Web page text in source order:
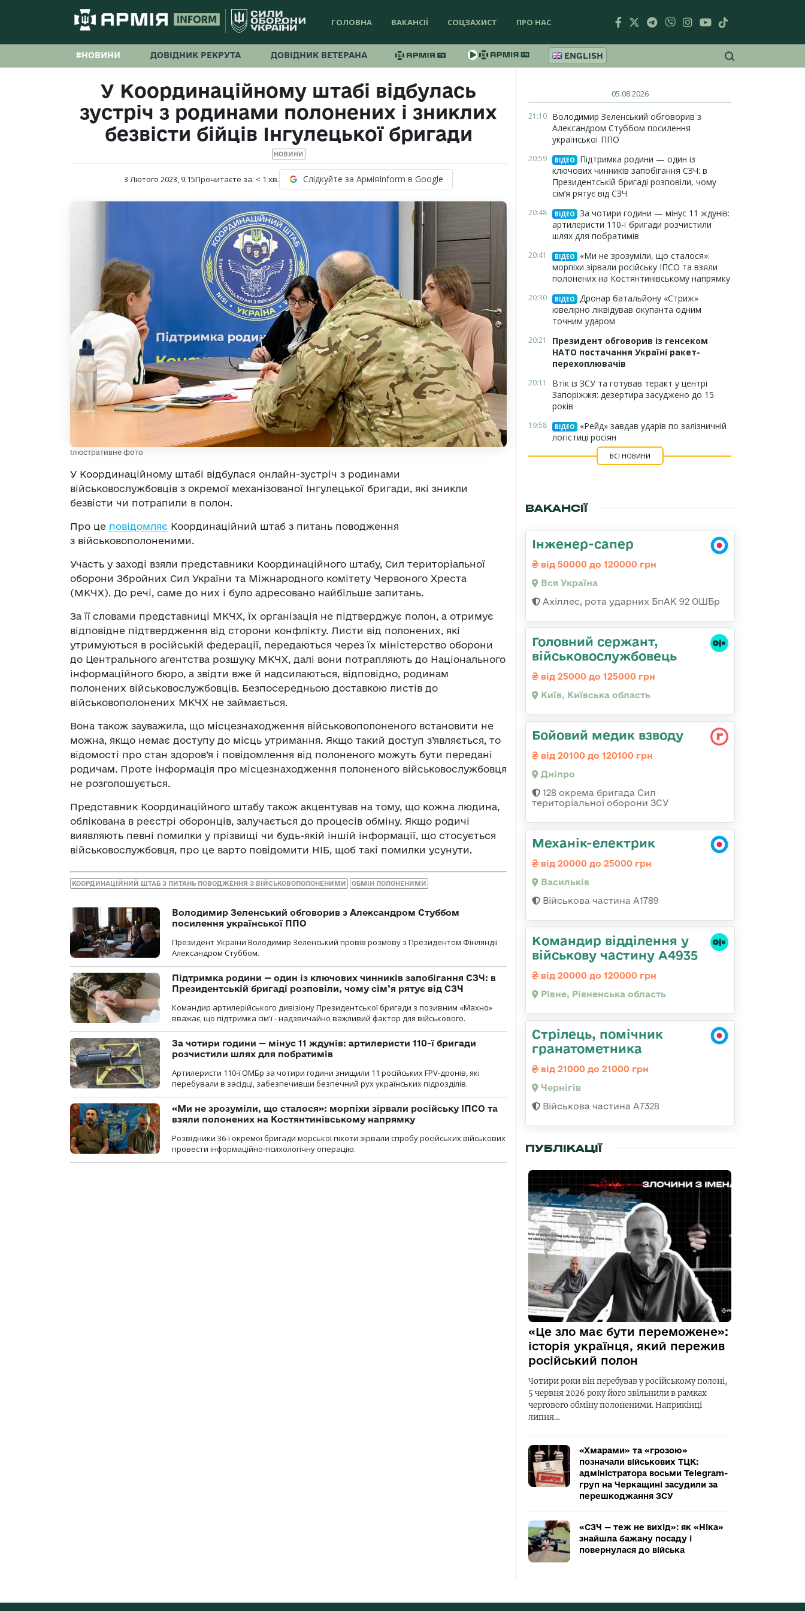
ГОЛОВНА ВАКАНСІЇ СОЦЗАХИСТ ПРО НАС
#НОВИНИ ДОВІДНИК РЕКРУТА ДОВІДНИК ВЕТЕРАНА ENGLISH
У Координаційному штабі відбулась
зустріч з родинами полонених і зниклих
безвісти бійців Інгулецької бригади
НОВИНИ
3 Лютого 2023, 9:15Прочитаєте за: < 1 хв. Слідкуйте за АрміяInform в Google
Ілюстративне фото
У Координаційному штабі відбулася онлайн-зустріч з родинами
військовослужбовців з окремої механізованої Інгулецької бригади, які зникли
безвісти чи потрапили в полон.
Про це повідомляє Координаційний штаб з питань поводження
з військовополоненими.
Участь у заході взяли представники Координаційного штабу, Сил територіальної
оборони Збройних Сил України та Міжнародного комітету Червоного Хреста
(МКЧХ). До речі, саме до них і було адресовано найбільше запитань.
За її словами представниці МКЧХ, їх організація не підтверджує полон, а отримує
відповідне підтвердження від сторони конфлікту. Листи від полонених, які
утримуються в російській федерації, передаються через їх міністерство оборони
до Центрального агентства розшуку МКЧХ, далі вони потрапляють до Національного
інформаційного бюро, а звідти вже й надсилаються, відповідно, родинам
полонених військовослужбовців. Безпосередньою доставкою листів до
військовополонених МКЧХ не займається.
Вона також зауважила, що місцезнаходження військовополоненого встановити не
можна, якщо немає доступу до місць утримання. Якщо такий доступ з’являється, то
відомості про стан здоров’я і повідомлення від полоненого можуть бути передані
родичам. Проте інформація про місцезнаходження полоненого військовослужбовця
не розголошується.
Представник Координаційного штабу також акцентував на тому, що кожна людина,
облікована в реєстрі оборонців, залучається до процесів обміну. Якщо родичі
виявляють певні помилки у прізвищі чи будь-якій іншій інформації, що стосується
військовослужбовця, про це варто повідомити НІБ, щоб такі помилки усунути.
КООРДИНАЦІЙНИЙ ШТАБ З ПИТАНЬ ПОВОДЖЕННЯ З ВІЙСЬКОВОПОЛОНЕНИМИ ОБМІН ПОЛОНЕНИМИ
Володимир Зеленський обговорив з Александром Стуббом
посилення української ППО
Президент України Володимир Зеленський провів розмову з Президентом Фінляндії
Александром Стуббом.
Підтримка родини — один із ключових чинників запобігання СЗЧ: в
Президентській бригаді розповіли, чому сім’я рятує від СЗЧ
Командир артилерійського дивізіону Президентської бригади з позивним «Махно»
вважає, що підтримка сім'ї - надзвичайно важливий фактор для військового.
За чотири години — мінус 11 ждунів: артилеристи 110-ї бригади
розчистили шлях для побратимів
Артилеристи 110-ї ОМБр за чотири години знищили 11 російських FPV-дронів, які
перебували в засідці, забезпечивши безпечний рух українських підрозділів.
«Ми не зрозуміли, що сталося»: морпіхи зірвали російську ІПСО та
взяли полонених на Костянтинівському напрямку
Розвідники 36-ї окремої бригади морської піхоти зірвали спробу російських військових
провести інформаційно-психологічну операцію.
05.08.2026
21:10 Володимир Зеленський обговорив з
Александром Стуббом посилення
української ППО
20:59 ВІДЕО
Підтримка родини — один із
ключових чинників запобігання СЗЧ: в
Президентській бригаді розповіли, чому
сім’я рятує від СЗЧ
20:48 ВІДЕО
За чотири години — мінус 11 ждунів:
артилеристи 110-ї бригади розчистили
шлях для побратимів
20:41 ВІДЕО
«Ми не зрозуміли, що сталося»:
морпіхи зірвали російську ІПСО та взяли
полонених на Костянтинівському напрямку
20:30 ВІДЕО
Дронар батальйону «Стриж»
ювелірно ліквідував окупанта одним
точним ударом
20:21
Президент обговорив із генсеком
НАТО постачання Україні ракет-
перехоплювачів
20:11
Втік із ЗСУ та готував теракт у центрі
Запоріжжя: дезертира засуджено до 15
років
19:58 ВІДЕО
«Рейд» завдав ударів по залізничній
логістиці росіян
ВСІ НОВИНИ
ВАКАНСІЇ
Інженер-сапер
від 50000 до 120000 грн
Вся Україна
Ахіллес, рота ударних БпАК 92 ОШБр
Головний сержант,
військовослужбовець
від 25000 до 125000 грн
Київ, Київська область
Бойовий медик взводу
від 20100 до 120100 грн
Дніпро
128 окрема бригада Сил
територіальної оборони ЗСУ
Механік-електрик
від 20000 до 25000 грн
Васильків
Військова частина А1789
Командир відділення у
військову частину А4935
від 20000 до 120000 грн
Рівне, Рівненська область
Стрілець, помічник
гранатометника
від 21000 до 21000 грн
Чернігів
Військова частина А7328
ПУБЛІКАЦІЇ
«Це зло має бути переможене»:
історія українця, який пережив
російський полон
Чотири роки він перебував у російському полоні,
5 червня 2026 року його звільнили в рамках
чергового обміну полоненими. Наприкінці
липня…
«Хмарами» та «грозою»
позначали військових ТЦК:
адміністратора восьми Telegram-
груп на Черкащині засудили за
перешкоджання ЗСУ
«СЗЧ — теж не вихід»: як «Ніка»
знайшла бажану посаду і
повернулася до війська